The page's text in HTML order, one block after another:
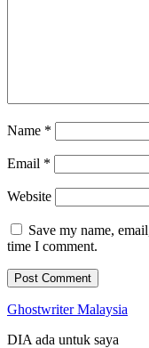
Name *
Email *
Website
Save my name,
time I comment.
Ghostwriter Malaysia
DIA ada untuk saya